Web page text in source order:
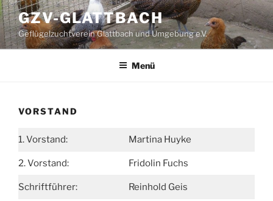
Zum
Inhalt
springen
GZV-GLATTBACH
Geflügelzuchtverein Glattbach und Umgebung e.V.
Menü
VORSTAND
1. Vorstand: Martina Huyke
2. Vorstand: Fridolin Fuchs
Schriftführer: Reinhold Geis